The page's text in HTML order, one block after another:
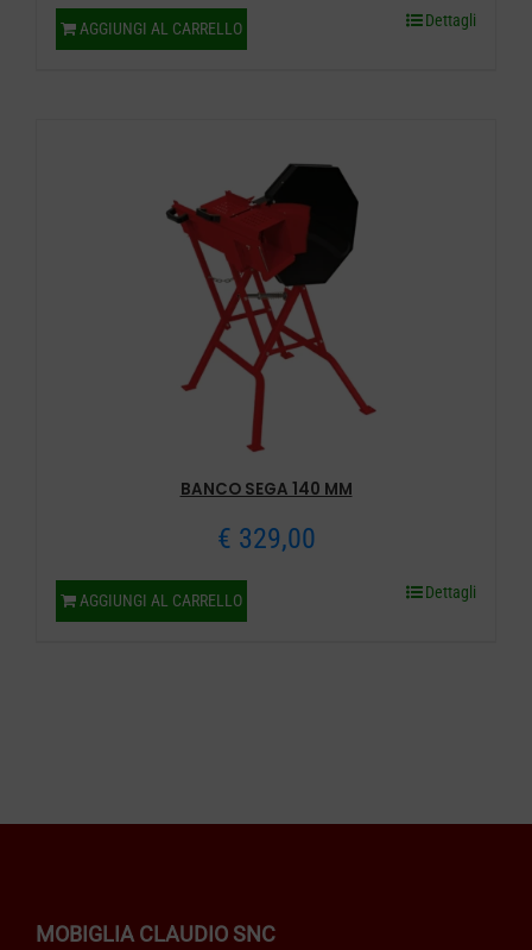
AGGIUNGI AL CARRELLO Dettagli
BANCO SEGA 140 MM
€ 329,00
AGGIUNGI AL CARRELLO Dettagli
MOBIGLIA CLAUDIO SNC